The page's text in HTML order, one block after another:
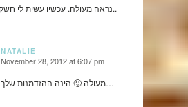
נראה מעולה. עכשיו עשית לי חשק עוד פעם..
NATALIE
November 28, 2012 at 6:07 pm
מעולה 🙂 הינה ההזדמנות שלך…